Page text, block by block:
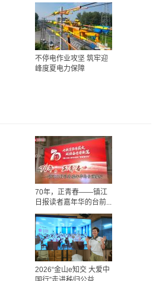
不停电作业攻坚 筑牢迎
峰度夏电力保障
70年，正青春——镇江
日报读者嘉年华的台前...
2026“金山e知交 大爱中